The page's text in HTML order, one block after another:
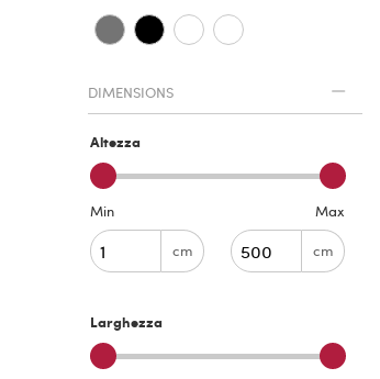
DIMENSIONS
Altezza
Min
cm
Max
cm
Larghezza